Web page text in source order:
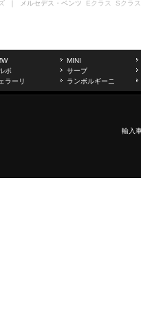
｜ メルセデス・ベンツ Eクラス Sクラス
MINI
ボ
サーブ
ラーリ ランボルギーニ
輸入